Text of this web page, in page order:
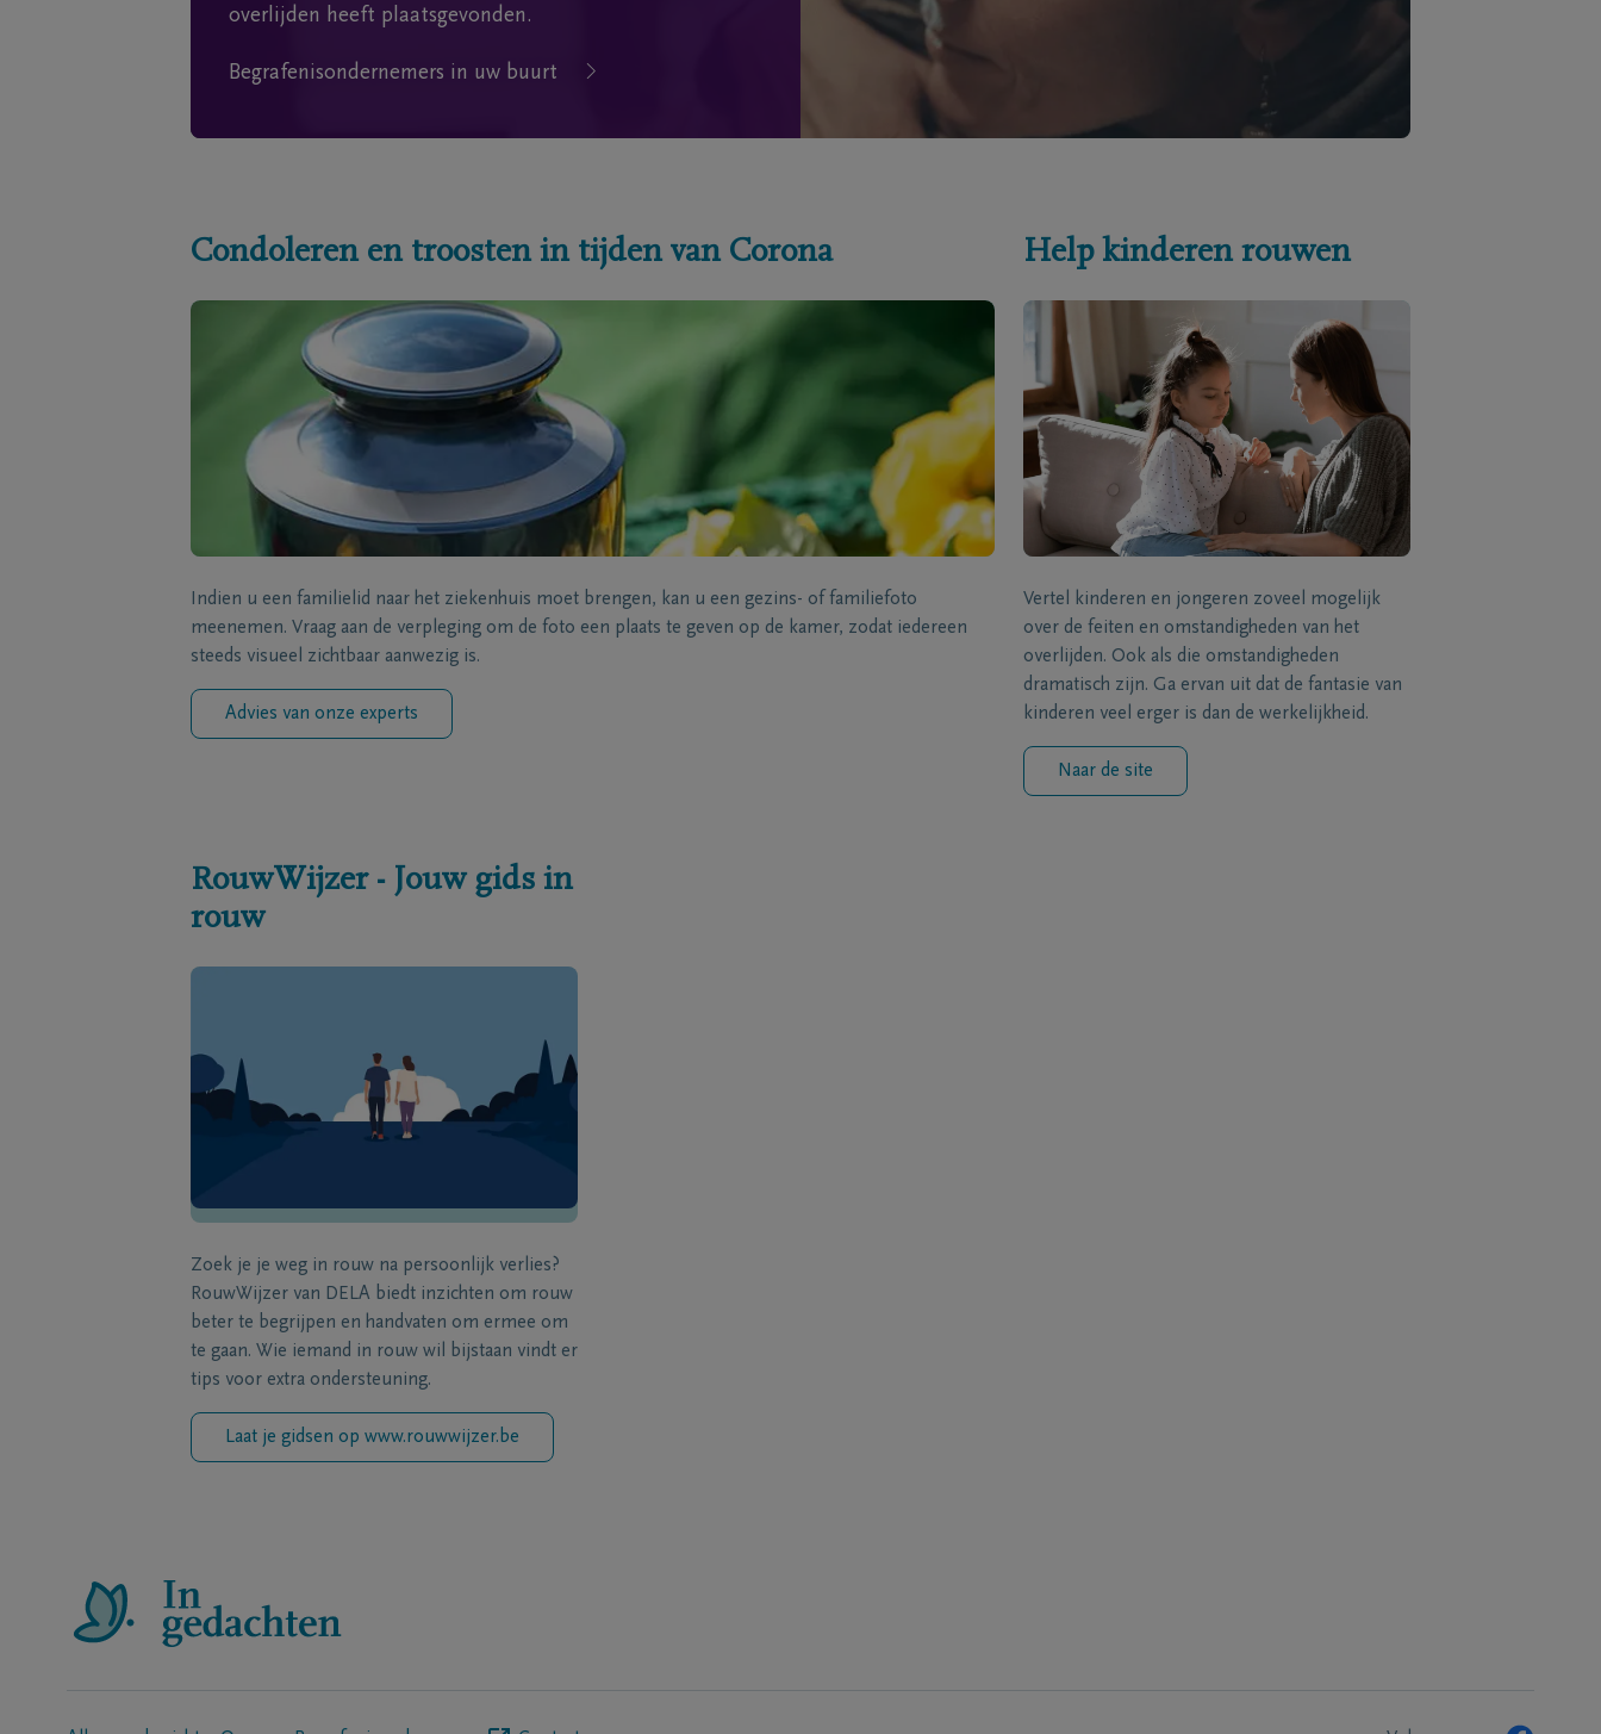
overlijden heeft plaatsgevonden.
Begrafenisondernemers in uw buurt
Condoleren en troosten in tijden van Corona
Indien u een familielid naar het ziekenhuis moet brengen, kan u een gezins- of familiefoto
meenemen. Vraag aan de verpleging om de foto een plaats te geven op de kamer, zodat iedereen
steeds visueel zichtbaar aanwezig is.
Advies van onze experts
Help kinderen rouwen
Vertel kinderen en jongeren zoveel mogelijk
over de feiten en omstandigheden van het
overlijden. Ook als die omstandigheden
dramatisch zijn. Ga ervan uit dat de fantasie van
kinderen veel erger is dan de werkelijkheid.
Naar de site
RouwWijzer - Jouw gids in
rouw
Zoek je je weg in rouw na persoonlijk verlies?
RouwWijzer van DELA biedt inzichten om rouw
beter te begrijpen en handvaten om ermee om
te gaan. Wie iemand in rouw wil bijstaan vindt er
tips voor extra ondersteuning.
Laat je gidsen op www.rouwwijzer.be